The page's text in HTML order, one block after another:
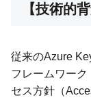
【技術的
従来のAzure
フレームワー
セス方針（